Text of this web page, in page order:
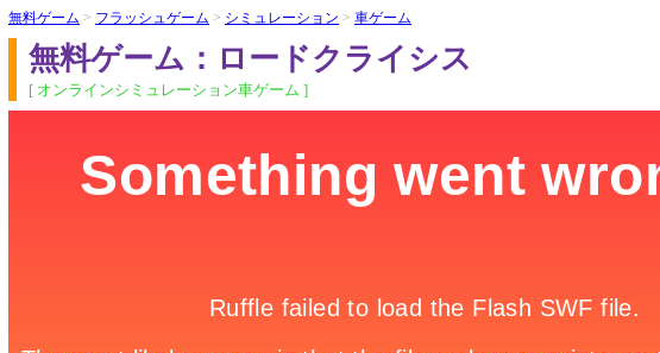
無料ゲーム > フラッシュゲーム > シミュレーション > 車ゲーム
無料ゲーム：ロードクライシス
[ オンラインシミュレーション車ゲーム ]